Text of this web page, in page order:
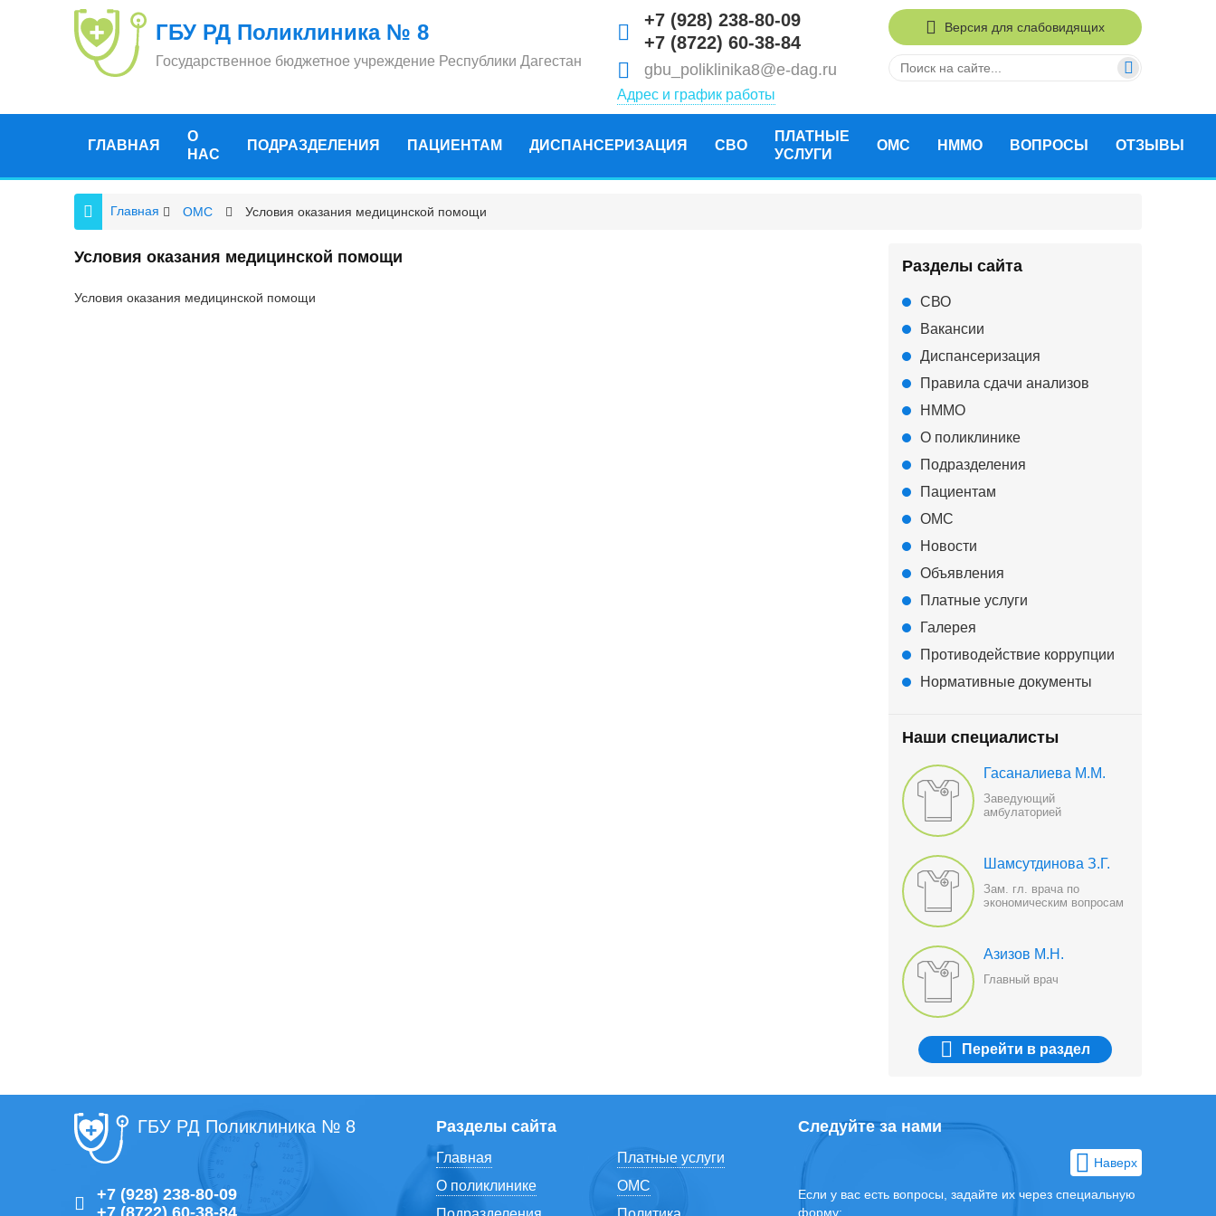
ГБУ РД Поликлиника № 8
Государственное бюджетное учреждение Республики Дагестан
+7 (928) 238-80-09
+7 (8722) 60-38-84
gbu_poliklinika8@e-dag.ru
Адрес и график работы
Версия для слабовидящих
ГЛАВНАЯ
О
НАС
ПОДРАЗДЕЛЕНИЯ ПАЦИЕНТАМ ДИСПАНСЕРИЗАЦИЯ СВО
ПЛАТНЫЕ
УСЛУГИ
ОМС НММО ВОПРОСЫ ОТЗЫВЫ
Главная ОМС Условия оказания медицинской помощи
Условия оказания медицинской помощи
Условия оказания медицинской помощи
Разделы сайта
СВО
Вакансии
Диспансеризация
Правила сдачи анализов
НММО
О поликлинике
Подразделения
Пациентам
ОМС
Новости
Объявления
Платные услуги
Галерея
Противодействие коррупции
Нормативные документы
Наши специалисты
Гасаналиева М.М.
Заведующий
амбулаторией
Шамсутдинова З.Г.
Зам. гл. врача по
экономическим вопросам
Азизов М.Н.
Главный врач
Перейти в раздел
ГБУ РД Поликлиника № 8
+7 (928) 238-80-09
+7 (8722) 60-38-84
Разделы сайта
Главная
Платные услуги
О поликлинике
ОМС
Следуйте за нами
Наверх
Если у вас есть вопросы, задайте их через специальную
форму: